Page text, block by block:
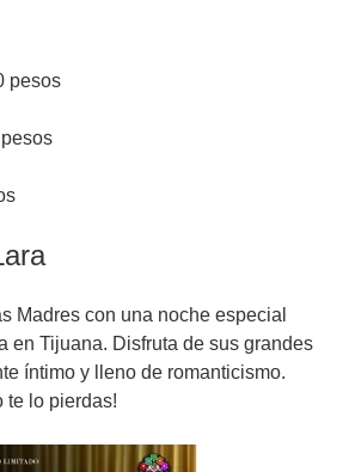
pesos
Madres con una noche especial
en Tijuana. Disfruta de sus grandes
íntimo y lleno de romanticismo.
te lo pierdas!